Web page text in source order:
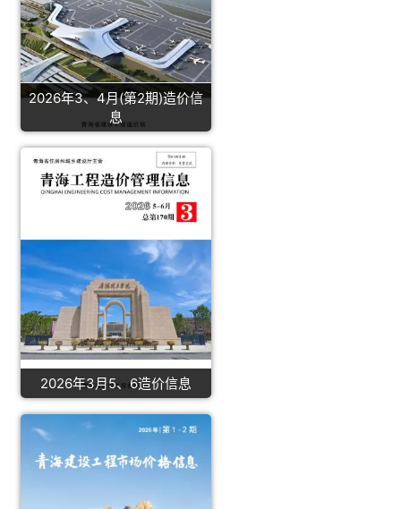
2026年3、4月(第2期)造价信
息
2026年3月5、6造价信息